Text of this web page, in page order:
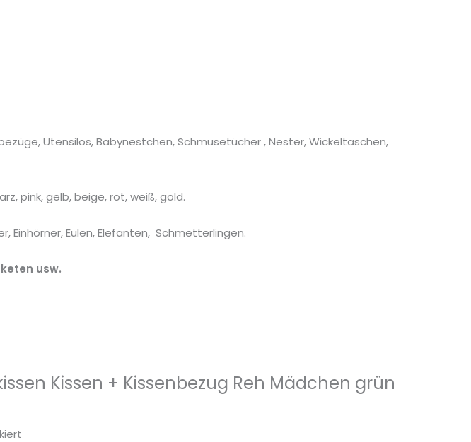
Utensilos, Babynestchen, Schmusetücher , Nester, Wickeltaschen,
pink, gelb, beige, rot, weiß, gold.
Einhörner, Eulen, Elefanten, Schmetterlingen.
usw.
Kissen + Kissenbezug Reh Mädchen grün